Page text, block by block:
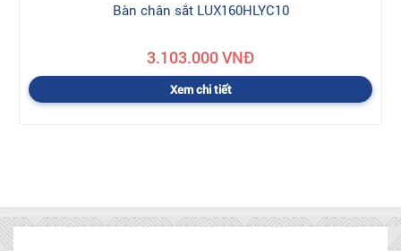
Bàn chân sắt LUX160HLYC10
3.103.000 VNĐ
Xem chi tiết